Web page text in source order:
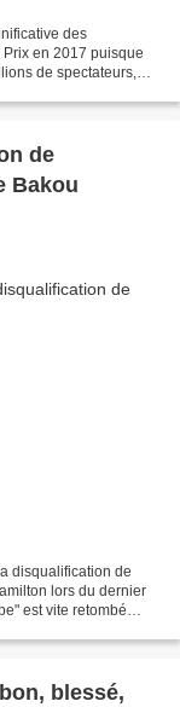
des
en 2017 puisque
de spectateurs,
de
Bakou
disqualification de
lors du dernier
est vite retombé
blessé,